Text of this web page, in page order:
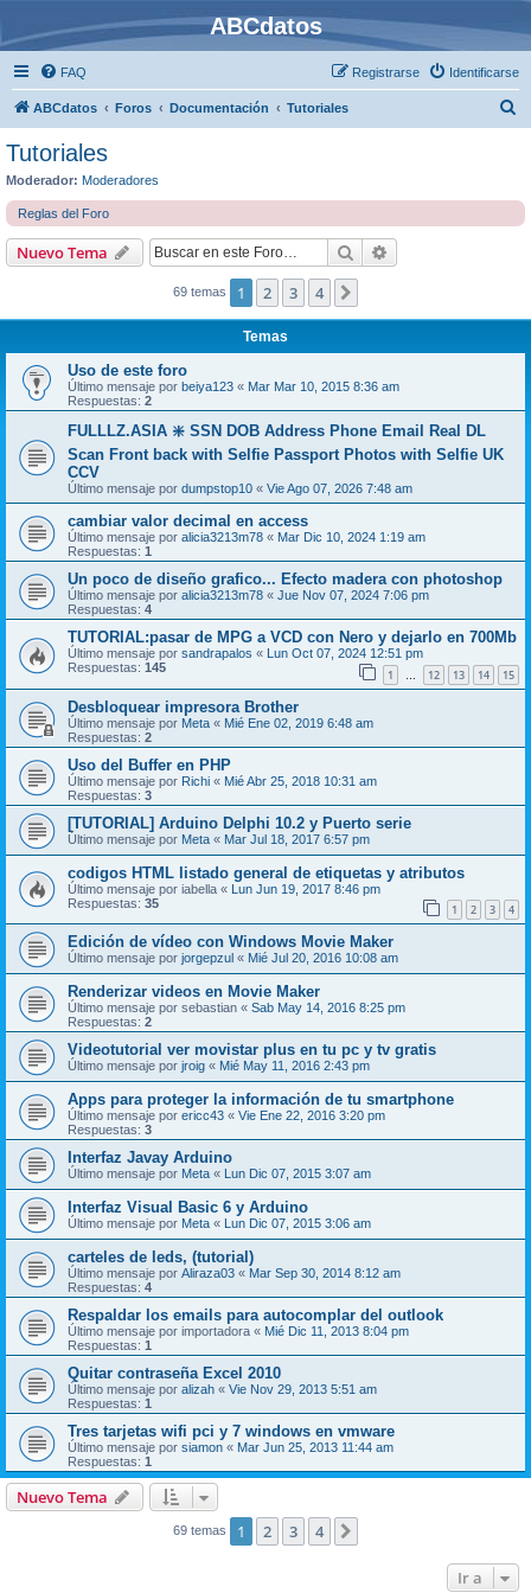
ABCdatos
FAQ Identificarse
Registrarse
ABCdatos Foros Documentación Tutoriales
a
Tutoriales
Moderador: Moderadores
Reglas del Foro
Nuevo Tema Buscar
69 temas 1 2 3 4
Temas
Uso de este foro
Último mensaje por beiya123 « Mar Mar 10, 2015 8:36 am
Respuestas: 2
FULLLZ.ASIA ❇️ SSN DOB Address Phone Email Real DL
Scan Front back with Selfie Passport Photos with Selfie UK
CCV
Último mensaje por dumpstop10 « Vie Ago 07, 2026 7:48 am
cambiar valor decimal en access
Último mensaje por alicia3213m78 « Mar Dic 10, 2024 1:19 am
Respuestas: 1
Un poco de diseño grafico... Efecto madera con photoshop
Último mensaje por alicia3213m78 « Jue Nov 07, 2024 7:06 pm
Respuestas: 4
TUTORIAL:pasar de MPG a VCD con Nero y dejarlo en 700Mb
Último mensaje por sandrapalos « Lun Oct 07, 2024 12:51 pm
Respuestas: 145 1 … 12 13 14 15
Desbloquear impresora Brother
Último mensaje por Meta « Mié Ene 02, 2019 6:48 am
Respuestas: 2
Uso del Buffer en PHP
Último mensaje por Richi « Mié Abr 25, 2018 10:31 am
Respuestas: 3
[TUTORIAL] Arduino Delphi 10.2 y Puerto serie
Último mensaje por Meta « Mar Jul 18, 2017 6:57 pm
codigos HTML listado general de etiquetas y atributos
Último mensaje por iabella « Lun Jun 19, 2017 8:46 pm
Respuestas: 35 1 2 3 4
Edición de vídeo con Windows Movie Maker
Último mensaje por jorgepzul « Mié Jul 20, 2016 10:08 am
Renderizar videos en Movie Maker
Último mensaje por sebastian « Sab May 14, 2016 8:25 pm
Respuestas: 2
Videotutorial ver movistar plus en tu pc y tv gratis
Último mensaje por jroig « Mié May 11, 2016 2:43 pm
Apps para proteger la información de tu smartphone
Último mensaje por ericc43 « Vie Ene 22, 2016 3:20 pm
Respuestas: 3
Interfaz Javay Arduino
Último mensaje por Meta « Lun Dic 07, 2015 3:07 am
Interfaz Visual Basic 6 y Arduino
Último mensaje por Meta « Lun Dic 07, 2015 3:06 am
carteles de leds, (tutorial)
Último mensaje por Aliraza03 « Mar Sep 30, 2014 8:12 am
Respuestas: 4
Respaldar los emails para autocomplar del outlook
Último mensaje por importadora « Mié Dic 11, 2013 8:04 pm
Respuestas: 1
Quitar contraseña Excel 2010
Último mensaje por alizah « Vie Nov 29, 2013 5:51 am
Respuestas: 1
Tres tarjetas wifi pci y 7 windows en vmware
Último mensaje por siamon « Mar Jun 25, 2013 11:44 am
Respuestas: 1
Nuevo Tema
69 temas 1 2 3 4
Ir a